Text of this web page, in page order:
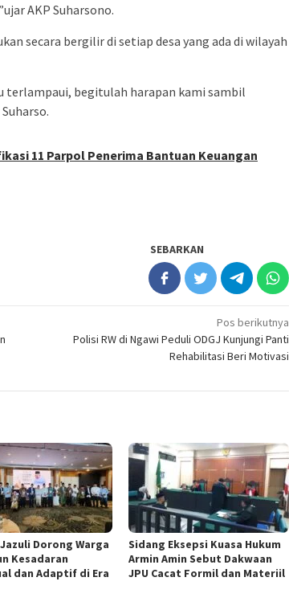
AKP Suharsono.
secara bergilir di setiap desa yang ada di wilayah
terlampaui, begitulah harapan kami sambil
11 Parpol Penerima Bantuan Keuangan
SEBARKAN
Pos berikutnya
Polisi RW di Ngawi Peduli ODGJ Kunjungi Panti
Rehabilitasi Beri Motivasi
Dorong Warga
Kesadaran
dan Adaptif di Era
‎Sidang Eksepsi Kuasa Hukum
Armin Amin Sebut Dakwaan
JPU Cacat Formil dan Materiil